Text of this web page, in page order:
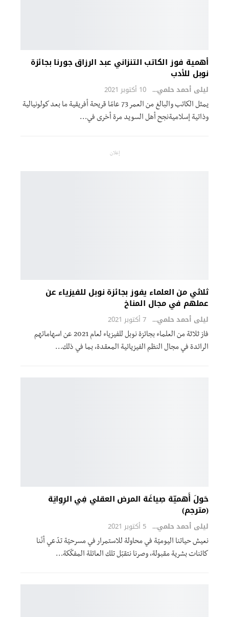
أهمية فوز الكاتب التنزاني عبد الرزاق جورنا بجائزة
نوبل للأدب
ليلى أحمد حلمي 10 أكتوبر 2021
يمثل الكاتب والبالغ من العمر 73 عامًا قريحة أفريقية ما بعد كولونيالية
وذاتية إسلاميةنجح أهل السويد مرة أخرى في…
إعلان
ثلاثي من العلماء يفوز بجائزة نوبل للفيزياء عن
عملهم في مجال المناخ
ليلى أحمد حلمي 7 أكتوبر 2021
فاز ثلاثة من العلماء بجائزة نوبل للفيزياء لعام 2021 عن اسهاماتهم
الرائدة في مجال النظم الفيزيائية المعقدة، بما في ذلك…
حَولَ أَهميّة صِياغَة المرض العقلي فِي الرِوايَة
(مترجم)
ليلى أحمد حلمي 5 أكتوبر 2021
نعيش حياتنا اليوميّة في محاولة للاستمرار في مسرحيّة تدّعي أنّنا
كائنات بشرية مقبولة، وصرنا نتقبّل تلك العائلة المفكّكة…